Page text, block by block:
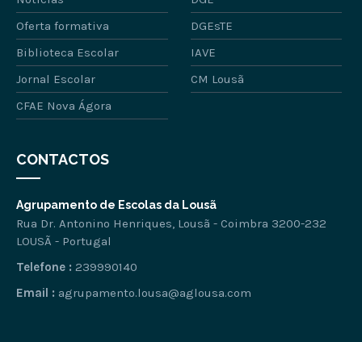
Oferta formativa
DGEsTE
Biblioteca Escolar
IAVE
Jornal Escolar
CM Lousã
CFAE Nova Ágora
CONTACTOS
Agrupamento de Escolas da Lousã
Rua Dr. Antonino Henriques, Lousã - Coimbra 3200-232
LOUSÃ - Portugal
Telefone : 239990140
Email : agrupamento.lousa@aglousa.com